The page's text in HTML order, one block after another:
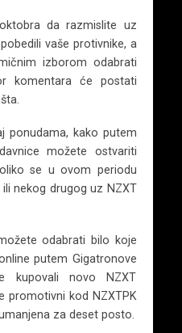
da razmislite uz
vaše protivnike, a
izborom odabrati
komentara će postati
ponudama, kako putem
možete ostvariti
se u ovom periodu
nekog drugog uz NZXT
odabrati bilo koje
putem Gigatronove
kupovali novo NZXT
promotivni kod NZXTPK
za deset posto.